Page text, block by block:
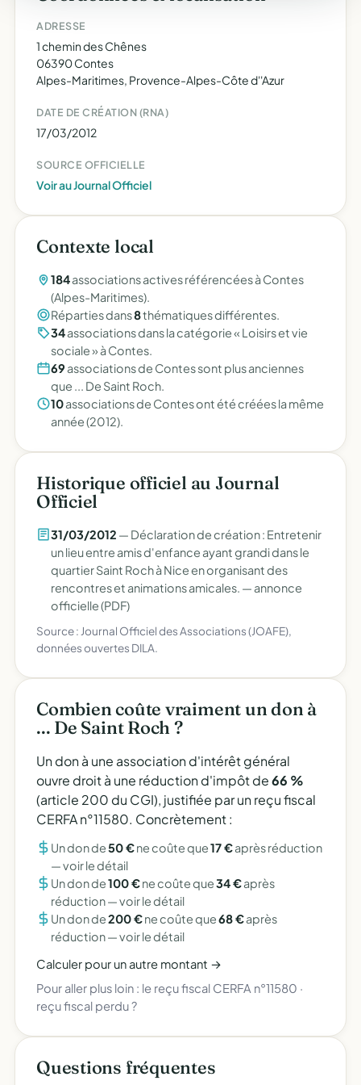
ADRESSE
1 chemin des Chênes
06390 Contes
Alpes-Maritimes, Provence-Alpes-Côte d''Azur
DATE DE CRÉATION (RNA)
17/03/2012
SOURCE OFFICIELLE
Voir au Journal Officiel
Contexte local
184associations actives référencées à Contes
(Alpes-Maritimes).
Réparties dans8thématiques différentes.
34associations dans la catégorie « Loisirs et vie
sociale » à Contes.
69 associations de Contes sont plus anciennes
que ... De Saint Roch.
10associations de Contes ont été créées la même
année (2012).
Historique officiel au Journal
Officiel
31/03/2012 — Déclaration de création : Entretenir
un lieu entre amis d'enfance ayant grandi dans le
quartier Saint Roch à Nice en organisant des
rencontres et animations amicales. — annonce
officielle (PDF)
Source : Journal Officiel des Associations (JOAFE),
données ouvertes DILA.
Combien coûte vraiment un don à
... De Saint Roch ?
Un don à une association d'intérêt général
ouvre droit à une réduction d'impôt de66 %
(article 200 du CGI), justifiée par un reçu fiscal
CERFA n°11580. Concrètement :
Un don de50 €ne coûte que17 €après réduction
—voir le détail
Un don de100 €ne coûte que34 €après
réduction —voir le détail
Un don de200 €ne coûte que68 €après
réduction —voir le détail
Calculer pour un autre montant →
Pour aller plus loin : le reçu fiscal CERFA n°11580 ·
reçu fiscal perdu ?
Questions fréquentes